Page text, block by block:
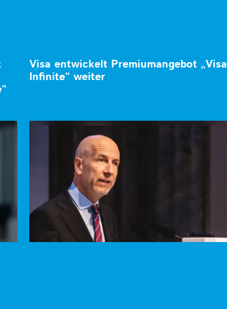
Visa entwickelt Premiumangebot „Visa
Infinite“ weiter